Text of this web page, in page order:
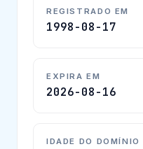
REGISTRADO EM
1998-08-17
EXPIRA EM
2026-08-16
IDADE DO DOMÍNIO